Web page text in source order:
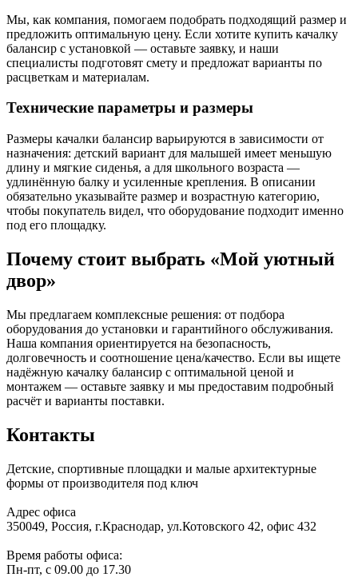
Мы, как компания, помогаем подобрать подходящий размер и
предложить оптимальную цену. Если хотите купить качалку
балансир с установкой — оставьте заявку, и наши
специалисты подготовят смету и предложат варианты по
расцветкам и материалам.
Технические параметры и размеры
Размеры качалки балансир варьируются в зависимости от
назначения: детский вариант для малышей имеет меньшую
длину и мягкие сиденья, а для школьного возраста —
удлинённую балку и усиленные крепления. В описании
обязательно указывайте размер и возрастную категорию,
чтобы покупатель видел, что оборудование подходит именно
под его площадку.
Почему стоит выбрать «Мой уютный
двор»
Мы предлагаем комплексные решения: от подбора
оборудования до установки и гарантийного обслуживания.
Наша компания ориентируется на безопасность,
долговечность и соотношение цена/качество. Если вы ищете
надёжную качалку балансир с оптимальной ценой и
монтажем — оставьте заявку и мы предоставим подробный
расчёт и варианты поставки.
Контакты
Детские, спортивные площадки и малые архитектурные
формы от производителя под ключ
Адрес офиса
350049, Россия, г.Краснодар, ул.Котовского 42, офис 432
Время работы офиса:
Пн-пт, с 09.00 до 17.30